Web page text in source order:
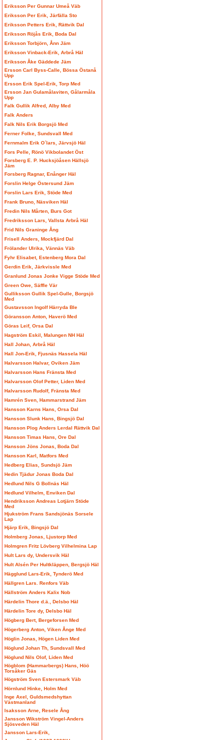
Eriksson Per Gunnar Umeå Väb
Eriksson Per Erik, Järfälla Sto
Eriksson Petters Erik, Rättvik Dal
Eriksson Röjås Erik, Boda Dal
Eriksson Torbjörn, Ånn Jäm
Eriksson Vinback-Erik, Arbrå Häl
Eriksson Åke Gäddede Jäm
Ersson Carl Byss-Calle, Bössa Östanå
Upp
Ersson Erik Spel-Erik, Torp Med
Ersson Jan Gulamålaviten, Gålarmåla
Upp
Falk Gullik Alfred, Alby Med
Falk Anders
Falk Nils Erik Borgsjö Med
Ferner Folke, Sundsvall Med
Fernmalm Erik O´lars, Järvsjö Häl
Fors Pelle, Rönö Vikbolandet Öst
Forsberg E. P. Hucksjöåsen Hällsjö
Jäm
Forsberg Ragnar, Enånger Häl
Forslin Helge Östersund Jäm
Forslin Lars Erik, Stöde Med
Frank Bruno, Näsviken Häl
Fredin Nils Mårten, Burs Got
Fredriksson Lars, Vallsta Arbrå Häl
Frid Nils Graninge Ång
Frisell Anders, Mockfjärd Dal
Frölander Ulrika, Vännäs Väb
Fyhr Elisabet, Estenberg Mora Dal
Gerdin Erik, Järkvissle Med
Granlund Jonas Jonke Vigge Stöde Med
Green Owe, Säffle Vär
Gulliksson Gullik Spel-Gulle, Borgsjö
Med
Gustavsson Ingolf Härryda Ble
Göransson Anton, Haverö Med
Göras Leif, Orsa Dal
Hagström Eskil, Malungen NH Häl
Hall Johan, Arbrå Häl
Hall Jon-Erik, Fjusnäs Hassela Häl
Halvarsson Halvar, Oviken Jäm
Halvarsson Hans Fränsta Med
Halvarsson Olof Petter, Liden Med
Halvarsson Rudolf, Fränsta Med
Hamrén Sven, Hammarstrand Jäm
Hansson Karns Hans, Orsa Dal
Hansson Slunk Hans, Bingsjö Dal
Hansson Plog Anders Lerdal Rättvik Dal
Hansson Timas Hans, Ore Dal
Hansson Jöns Jonas, Boda Dal
Hansson Karl, Matfors Med
Hedberg Elias, Sundsjö Jäm
Hedin Tjädur Jonas Boda Dal
Hedlund Nils G Bollnäs Häl
Hedlund Vilhelm, Enviken Dal
Hendriksson Andreas Lotjärn Stöde
Med
Hjukström Frans Sandsjönäs Sorsele
Lap
Hjärp Erik, Bingsjö Dal
Holmberg Jonas, Ljustorp Med
Holmgren Fritz Lövberg Vilhelmina Lap
Hult Lars dy, Undersvik Häl
Hult Alsén Per Hultkläppen, Bergsjö Häl
Hägglund Lars-Erik, Tynderö Med
Hällgren Lars. Renfors Väb
Hällström Anders Kalix Nob
Härdelin Thore d.ä., Delsbo Häl
Härdelin Tore dy, Delsbo Häl
Högberg Bert, Bergeforsen Med
Högerberg Anton, Viken Ånge Med
Höglin Jonas, Högen Liden Med
Höglund Johan Th, Sundsvall Med
Höglund Nils Olof, Liden Med
Högblom (Hammarbergs) Hans, Höö
Torsåker Gäs
Högström Sven Estersmark Väb
Hörnlund Hinke, Holm Med
Inge Axel, Guldsmedshyttan
Västmanland
Isaksson Arne, Resele Ång
Jansson Wikström Vingel-Anders
Sjösveden Häl
Jansson Lars-Erik,